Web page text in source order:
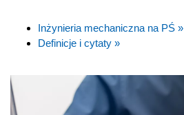
Inżynieria mechaniczna na PŚ »
Definicje i cytaty »